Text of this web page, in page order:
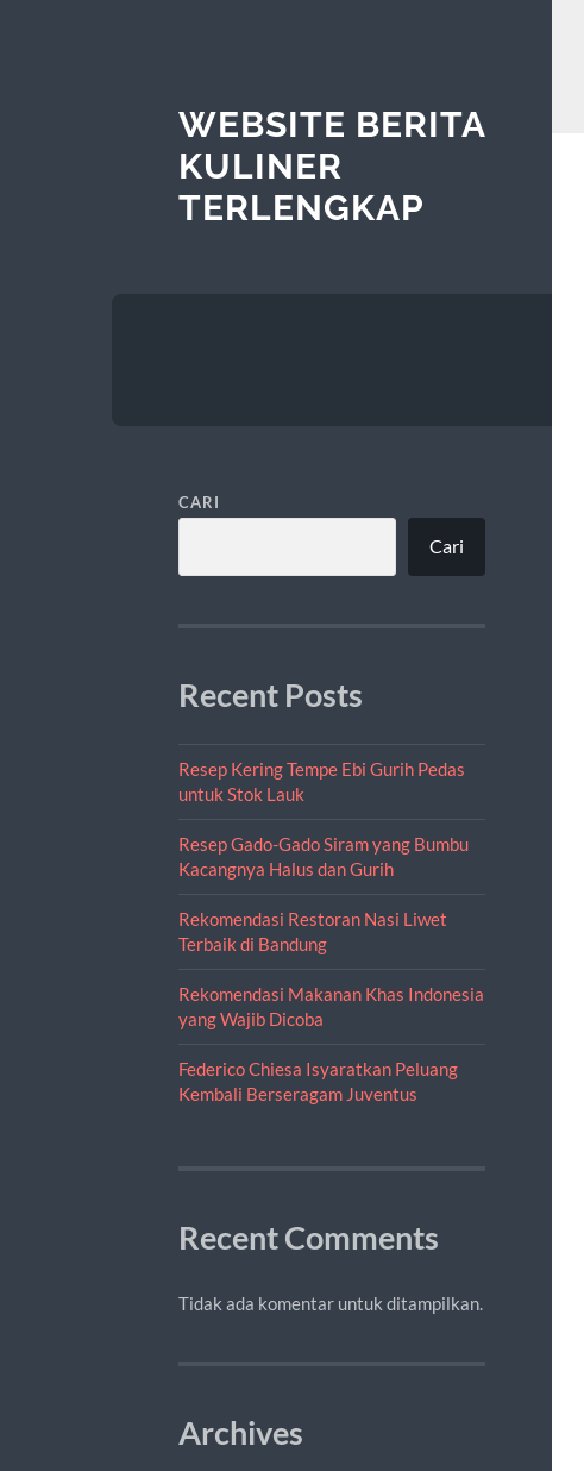
WEBSITE BERITA
KULINER
TERLENGKAP
CARI
Cari
Recent Posts
Resep Kering Tempe Ebi Gurih Pedas
untuk Stok Lauk
Resep Gado-Gado Siram yang Bumbu
Kacangnya Halus dan Gurih
Rekomendasi Restoran Nasi Liwet
Terbaik di Bandung
Rekomendasi Makanan Khas Indonesia
yang Wajib Dicoba
Federico Chiesa Isyaratkan Peluang
Kembali Berseragam Juventus
Recent Comments
Tidak ada komentar untuk ditampilkan.
Archives